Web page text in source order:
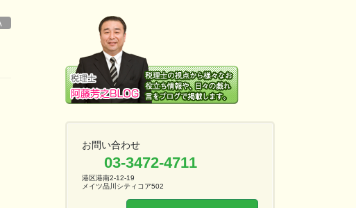
お問い合わせ
03-3472-4711
港区港南2-12-19
メイツ品川シティコア502